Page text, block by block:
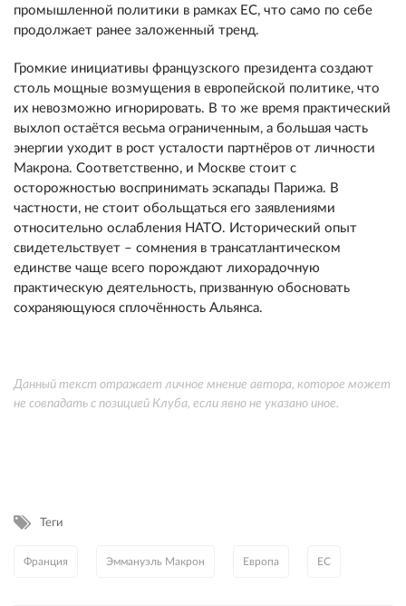
промышленной политики в рамках ЕС, что само по себе
продолжает ранее заложенный тренд.
Громкие инициативы французского президента создают
столь мощные возмущения в европейской политике, что
их невозможно игнорировать. В то же время практический
выхлоп остаётся весьма ограниченным, а большая часть
энергии уходит в рост усталости партнёров от личности
Макрона. Соответственно, и Москве стоит с
осторожностью воспринимать эскапады Парижа. В
частности, не стоит обольщаться его заявлениями
относительно ослабления НАТО. Исторический опыт
свидетельствует – сомнения в трансатлантическом
единстве чаще всего порождают лихорадочную
практическую деятельность, призванную обосновать
сохраняющуюся сплочённость Альянса.
Данный текст отражает личное мнение автора, которое может
не совпадать с позицией Клуба, если явно не указано иное.
Теги
Франция Эммануэль Макрон Европа ЕС